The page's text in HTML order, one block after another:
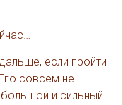
если пройти
совсем не
и сильный